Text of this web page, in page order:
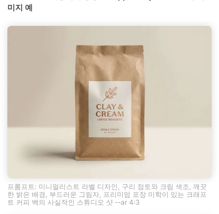
미지 예
프롬프트: 미니멀리스트 라벨 디자인, 구리 점토와 크림 색조, 깨끗
한 밝은 배경, 부드러운 그림자, 프리미엄 포장 미학이 있는 크래프
트 커피 백의 사실적인 스튜디오 샷 --ar 4:3